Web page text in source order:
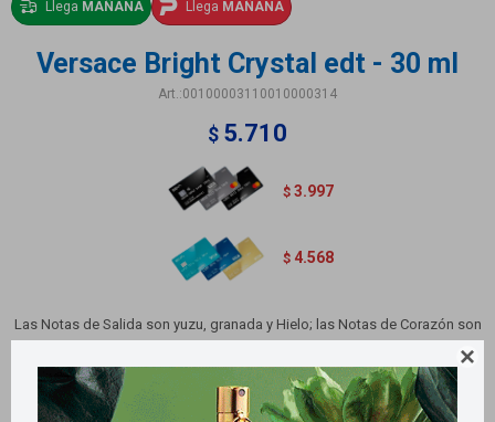

Llega MAÑANA Llega MAÑANA
Versace Bright Crystal edt - 30 ml
00100003110010000314
$ 5.710
$ 3.997
$ 4.568
Las Notas de Salida son yuzu, granada y Hielo; las Notas de Corazón son
peonía, flor de loto y magnolia; las Notas de Fondo son almizcle, caoba y
ámbar.